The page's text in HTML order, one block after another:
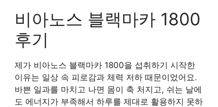
비아노스 블랙마카 1800
후기
제가 비아노스 블랙마카 1800을 섭취하기 시작한
이유는 일상 속 피로감과 체력 저하 때문이었어요.
바쁜 일과를 마치고 나면 몸이 축 처지고, 쉬는 날에
도 에너지가 부족해서 하루를 제대로 활용하지 못하